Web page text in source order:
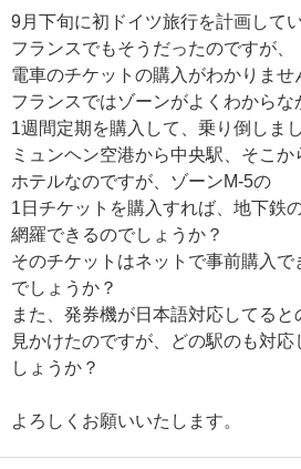
9月下旬に初ドイツ旅行を計画してい
フランスでもそうだったのですが、
電車のチケットの購入がわかりませ
フランスではゾーンがよくわからな
1週間定期を購入して、乗り倒しまし
ミュンヘン空港から中央駅、そこ
ホテルなのですが、ゾーンM-5の
1日チケットを購入すれば、地下鉄
網羅できるのでしょうか？
そのチケットはネットで事前購入で
でしょうか？
また、発券機が日本語対応してると
見かけたのですが、どの駅のも対応
しょうか？
よろしくお願いいたします。